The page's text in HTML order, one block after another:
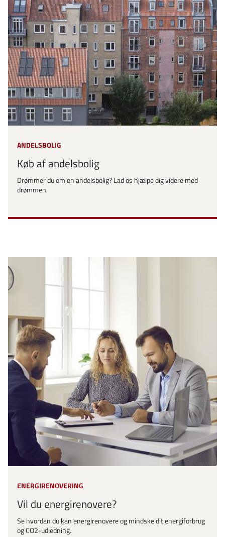
ANDELSBOLIG
Køb af andelsbolig
Drømmer du om en andelsbolig? Lad os hjælpe dig videre med
drømmen.
ENERGIRENOVERING
Vil du energirenovere?
Se hvordan du kan energirenovere og mindske dit energiforbrug
og CO2-udledning.